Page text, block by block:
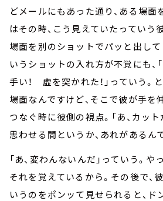
どメールにもあった通り、ある場面
はその時、こう見えていたっていう
場面を別のショットでパッと出し
いうショットの入れ方が不覚にも、「
手い！ 虚を突かれた！」っていう。
場面なんですけど、そこで彼が手を
つなぐ時に彼側の視点。「あ、カッ
思わせる間というか、あれがあるん
「あ、変わんないんだ」っていう。
それを覚えているから。その後で、
いうのをポンッて見せられると、ド